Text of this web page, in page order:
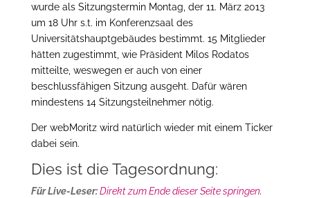
wurde als Sitzungstermin Montag, der 11. März 2013
um 18 Uhr s.t. im Konferenzsaal des
Universitätshauptgebäudes bestimmt. 15 Mitglieder
hätten zugestimmt, wie Präsident Milos Rodatos
mitteilte, weswegen er auch von einer
beschlussfähigen Sitzung ausgeht. Dafür wären
mindestens 14 Sitzungsteilnehmer nötig.
Der webMoritz wird natürlich wieder mit einem Ticker
dabei sein.
Dies ist die Tagesordnung:
Für Live-Leser: Direkt zum Ende dieser Seite springen.